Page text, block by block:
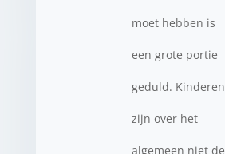
moet hebben is
een grote portie
geduld. Kinderen
zijn over het
algemeen niet de